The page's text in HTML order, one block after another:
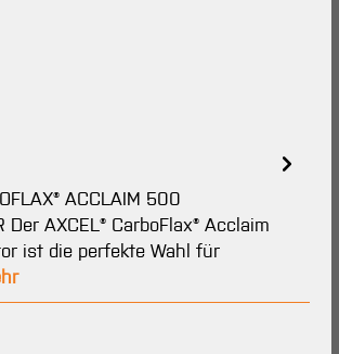
ACCLAIM 500
Der AXCEL® CarboFlax® Acclaim
ist die perfekte Wahl für